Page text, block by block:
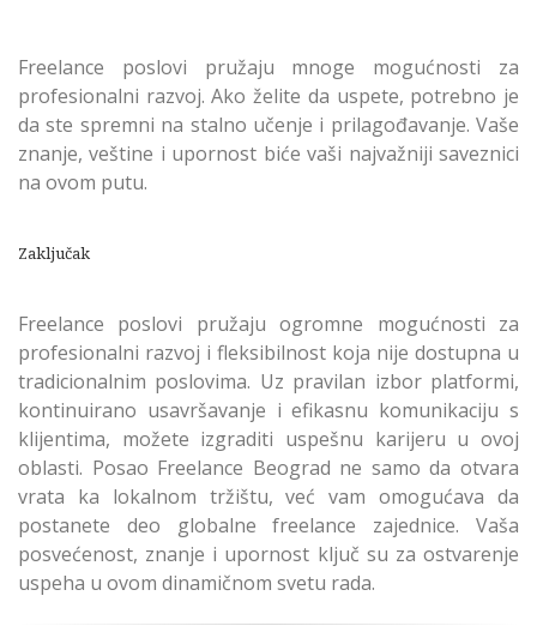
Freelance poslovi pružaju mnoge mogućnosti za
profesionalni razvoj. Ako želite da uspete, potrebno je
da ste spremni na stalno učenje i prilagođavanje. Vaše
znanje, veštine i upornost biće vaši najvažniji saveznici
na ovom putu.
Zaključak
Freelance poslovi pružaju ogromne mogućnosti za
profesionalni razvoj i fleksibilnost koja nije dostupna u
tradicionalnim poslovima. Uz pravilan izbor platformi,
kontinuirano usavršavanje i efikasnu komunikaciju s
klijentima, možete izgraditi uspešnu karijeru u ovoj
oblasti. Posao Freelance Beograd ne samo da otvara
vrata ka lokalnom tržištu, već vam omogućava da
postanete deo globalne freelance zajednice. Vaša
posvećenost, znanje i upornost ključ su za ostvarenje
uspeha u ovom dinamičnom svetu rada.